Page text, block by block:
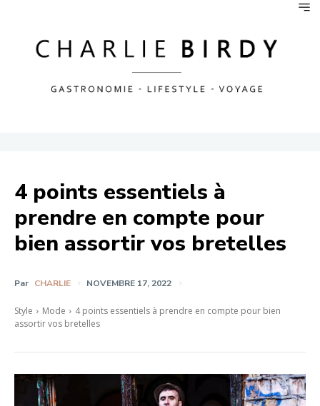
4 points essentiels à
prendre en compte pour
bien assortir vos bretelles
Par CHARLIE NOVEMBRE 17, 2022
Style Mode
4 points essentiels à prendre en compte pour bien
assortir vos bretelles